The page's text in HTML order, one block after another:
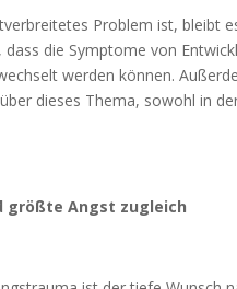
Problem ist, bleibt
die Symptome von
werden können.
dieses Thema, sowohl in
größte Angst zugleich